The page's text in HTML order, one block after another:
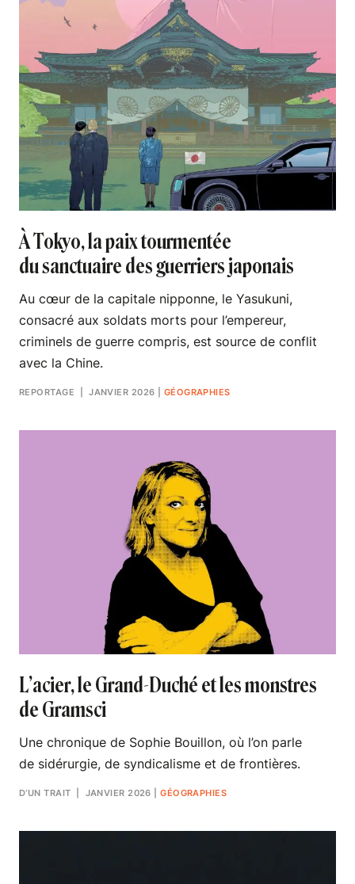
À Tokyo, la paix tourmentée
du sanctuaire des guerriers japonais
Au cœur de la capitale nipponne, le Yasukuni,
consacré aux soldats morts pour l’empereur,
criminels de guerre compris, est source de conflit
avec la Chine.
REPORTAGE | JANVIER 2026 GÉOGRAPHIES
L’acier, le Grand-Duché et les monstres
de Gramsci
Une chronique de Sophie Bouillon, où l’on parle
de sidérurgie, de syndicalisme et de frontières.
D’UN TRAIT | JANVIER 2026 |GÉOGRAPHIES